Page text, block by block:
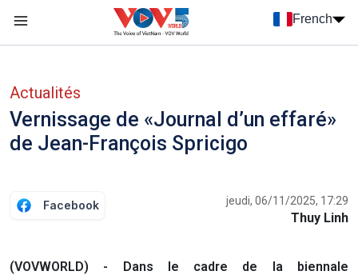
French
Actualités
Vernissage de «Journal d’un effaré»
de Jean-François Spricigo
Facebook jeudi, 06/11/2025, 17:29
Thuy Linh
(VOVWORLD) - Dans le cadre de la biennale